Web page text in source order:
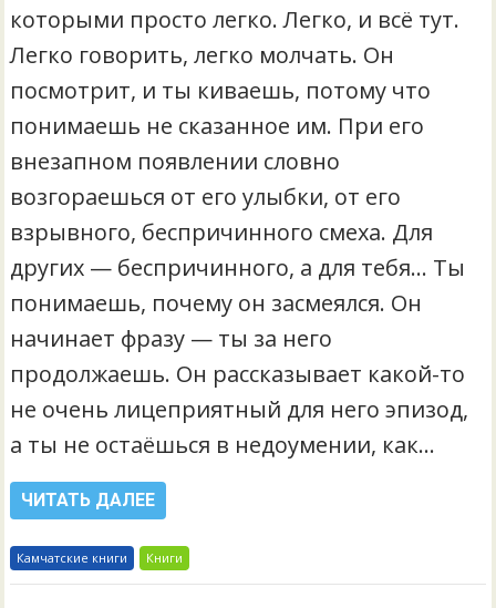
которыми просто легко. Легко, и всё тут.
Легко говорить, легко молчать. Он
посмотрит, и ты киваешь, потому что
понимаешь не сказанное им. При его
внезапном появлении словно
возгораешься от его улыбки, от его
взрывного, беспричинного смеха. Для
других — беспричинного, а для тебя… Ты
понимаешь, почему он засмеялся. Он
начинает фразу — ты за него
продолжаешь. Он рассказывает какой-то
не очень лицеприятный для него эпизод,
а ты не остаёшься в недоумении, как…
ЧИТАТЬ ДАЛЕЕ
Камчатские книги Книги